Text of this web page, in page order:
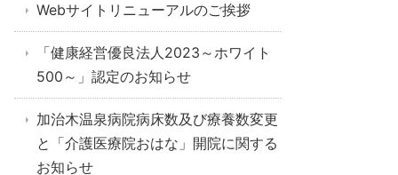
Webサイトリニューアルのご挨拶
「健康経営優良法人2023～ホワイト
500～」認定のお知らせ
加治木温泉病院病床数及び療養数変更
と「介護医療院おはな」開院に関する
お知らせ